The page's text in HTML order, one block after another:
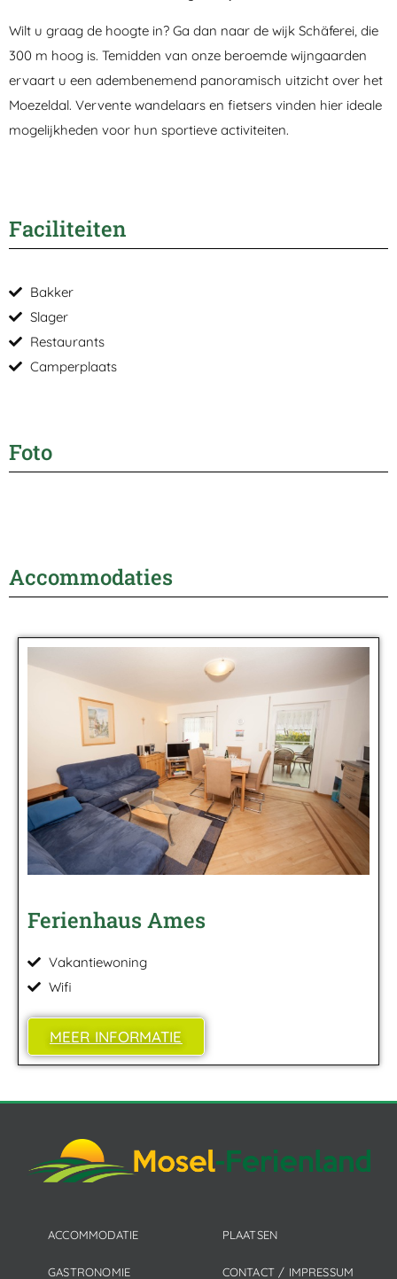
Wilt u graag de hoogte in? Ga dan naar de wijk Schäferei, die
300 m hoog is. Temidden van onze beroemde wijngaarden
ervaart u een adembenemend panoramisch uitzicht over het
Moezeldal. Vervente wandelaars en fietsers vinden hier ideale
mogelijkheden voor hun sportieve activiteiten.
Faciliteiten
Bakker
Slager
Restaurants
Camperplaats
Foto
Accommodaties
Ferienhaus Ames
Vakantiewoning
Wifi
MEER INFORMATIE
ACCOMMODATIE
GASTRONOMIE
PLAATSEN
CONTACT / IMPRESSUM